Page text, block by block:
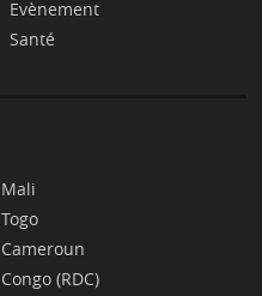
Evènement
Santé
Mali
Togo
Cameroun
Congo (RDC)